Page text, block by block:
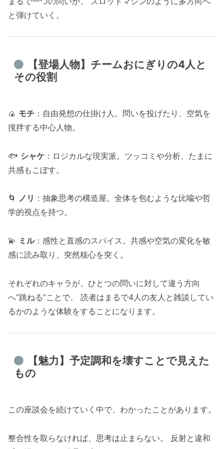
と弾けていく。
【登場人物】チームおにぎりの4人と
その役割
🍙 モチ ：自由発想の仕掛け人。問いを投げたり、空気を
撹拌する中心人物。
🐟 シャケ ：ロジカルな現実派。ツッコミや分析、たまに
共感もこぼす。
🌀 ノリ ：抽象思考の構造屋。全体を包むような比喩や哲
学的視点を持つ。
💫 ミル：感性と直感のスパイス。共感や空気の変化を敏
感に読み取り、突然核心を突く。
それぞれのキャラが、ひとつの問いに対して違う方向
へ“跳ねる”ことで、 読者はまるで4人の友人と雑談してい
るかのような体験をすることになります。
【魅力】予定調和を壊すことで見えた
もの
この座談会を続けていく中で、わかったことがあります。
整合性を取らなければ、思考は止まらない。 反射と違和